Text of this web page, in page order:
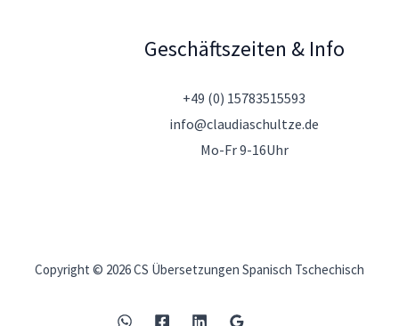
Geschäftszeiten & Info
+49 (0) 15783515593
info@claudiaschultze.de
Mo-Fr 9-16Uhr
Copyright © 2026 CS Übersetzungen Spanisch Tschechisch